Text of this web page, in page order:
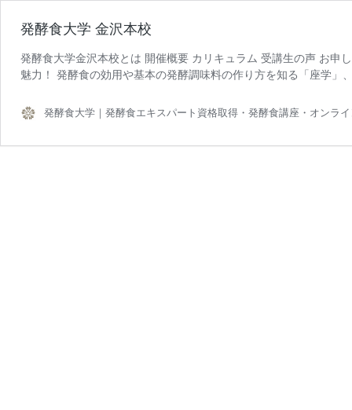
発酵食大学 金沢本校
発酵食大学金沢本校とは 開催概要 カリキュラム 受講生の声 お申
魅力！ 発酵食の効用や基本の発酵調味料の作り方を知る「座学
発酵食大学｜発酵食エキスパート資格取得・発酵食講座・オンラ